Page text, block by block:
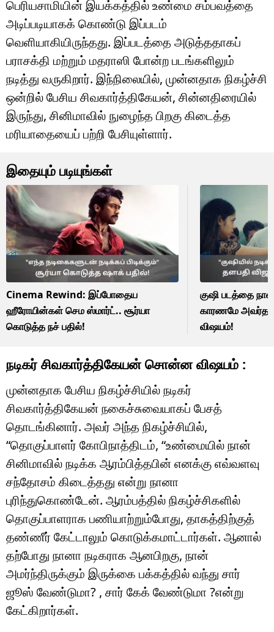
பெரியசாமியின் இயக்கத்தில் உண்மை சம்பவத்தை
அடிப்படியாகக் கொண்டு இப்படம்
வெளியாகியிருந்தது. இப்படத்தை அடுத்ததாகப்
பராசக்தி மற்றும் மதராஸி போன்ற படங்களிலும்
நடித்து வருகிறார். இந்நிலையில், முன்னதாக நிகழ்ச்சி
ஒன்றில் பேசிய சிவகார்த்திகேயன், சின்னதிரையில்
இருந்து, சினிமாவில் நுழைந்த பிறகு கிடைத்த
மரியாதையைப் பற்றி பேசியுள்ளார்.
இதையும் படியுங்கள்
Cinema Rewind: இப்போதைய
ஹீரோயின்கள் செம ஸ்மார்ட்.. சூர்யா
கொடுத்த நச் பதில்!
குஷி படத்தை
காரணமே
விஷயம்!
நடிகர் சிவகார்த்திகேயன் சொன்ன விஷயம் :
முன்னதாக பேசிய நிகழ்ச்சியில் நடிகர்
சிவகார்த்திகேயன் நகைச்சுவையாகப் பேசத்
தொடங்கினார். அவர் அந்த நிகழ்ச்சியில்,
“தொகுப்பாளர் கோபிநாத்திடம், “உண்மையில் நான்
சினிமாவில் நடிக்க ஆரம்பித்தபின் எனக்கு எவ்வளவு
சந்தோசம் கிடைத்தது என்று நானா
புரிந்துகொண்டேன். ஆரம்பத்தில் நிகழ்ச்சிகளில்
தொகுப்பாளராக பணியாற்றும்போது, தாகத்திற்குத்
தண்ணீர் கேட்டாலும் கொடுக்கமாட்டார்கள். ஆனால்
தற்போது நானா நடிகராக ஆனபிறகு, நான்
அமர்ந்திருக்கும் இருக்கை பக்கத்தில் வந்து சார்
ஜூஸ் வேண்டுமா? , சார் கேக் வேண்டுமா ?என்று
கேட்கிறார்கள்.